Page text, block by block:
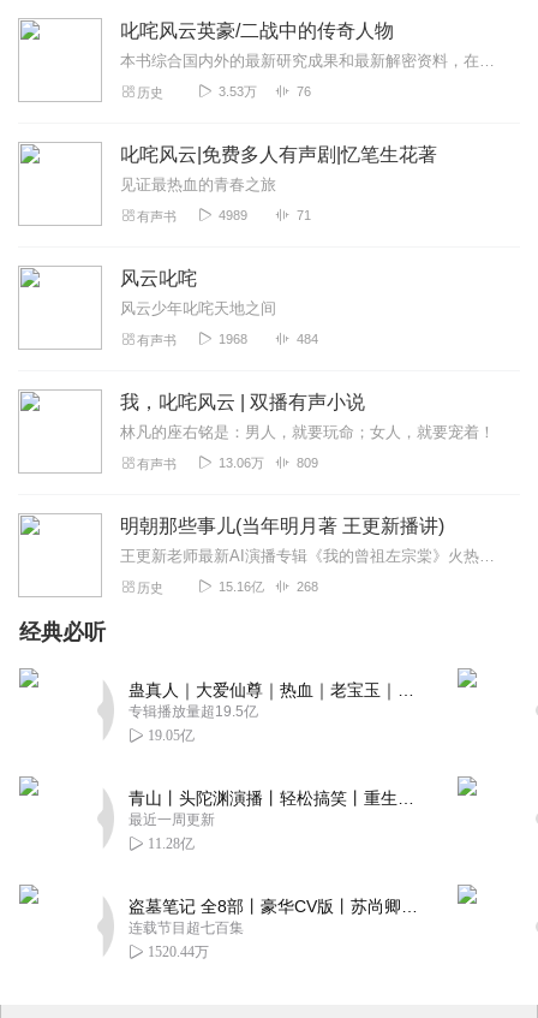
叱咤风云英豪/二战中的传奇人物
本书综合国内外的最新研究成果和最新解密资料，在有关专家和部门的指导下，以第二次世界大战的历史进程为线索，贯穿了大战的主要历史时期、主要战场战役和主要军政人物，全...
历史 3.53万 76
叱咤风云|免费多人有声剧|忆笔生花著
见证最热血的青春之旅
有声书 4989 71
风云叱咤
风云少年叱咤天地之间
有声书 1968 484
我，叱咤风云 | 双播有声小说
林凡的座右铭是：男人，就要玩命；女人，就要宠着！
有声书 13.06万 809
明朝那些事儿(当年明月著 王更新播讲)
王更新老师最新AI演播专辑《我的曾祖左宗棠》火热更新中！从曾孙视角看帝国脊梁左宗棠的B面人生！【大咖推荐】明月的写作不仅笔锋活泼幽默，而且加进了自己的感悟，这就...
历史 15.16亿 268
经典必听
专辑播放量超19.5亿
19.05亿
最近一周更新
11.28亿
连载节目超七百集
1520.44万